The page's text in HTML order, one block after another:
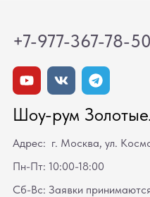
+7-977-367-78-50
Шоу-рум
Адрес: г. Москва, ул.
Пн-Пт: 10:00-18:00
Сб-Вс: Заявки